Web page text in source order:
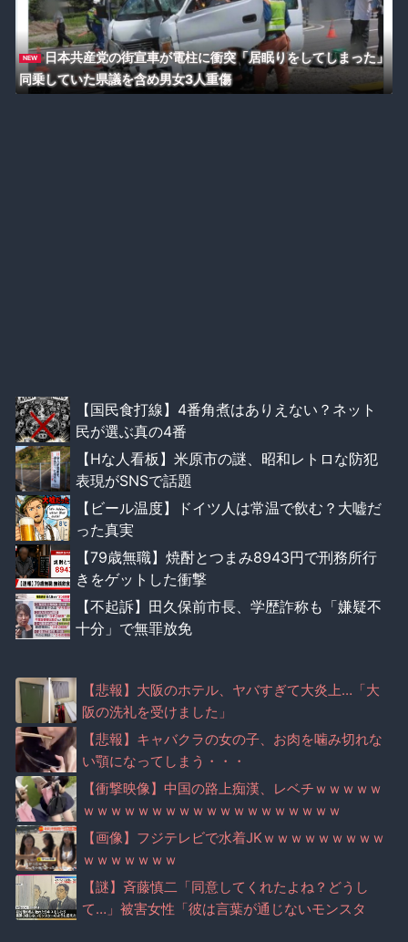
NEW
日本共産党の街宣車が電柱に衝突「居眠りをしてしまった」
同乗していた県議を含め男女3人重傷
【国民食打線】4番角煮はありえない？ネット
民が選ぶ真の4番
【Hな人看板】米原市の謎、昭和レトロな防犯
表現がSNSで話題
【ビール温度】ドイツ人は常温で飲む？大嘘だ
った真実
【79歳無職】焼酎とつまみ8943円で刑務所行
きをゲットした衝撃
【不起訴】田久保前市長、学歴詐称も「嫌疑不
十分」で無罪放免
【悲報】大阪のホテル、ヤバすぎて大炎上…「大
阪の洗礼を受けました」
【悲報】キャバクラの女の子、お肉を噛み切れな
い顎になってしまう・・・
【衝撃映像】中国の路上痴漢、レベチｗｗｗｗｗ
ｗｗｗｗｗｗｗｗｗｗｗｗｗｗｗｗｗｗｗ
【画像】フジテレビで水着JKｗｗｗｗｗｗｗｗｗ
ｗｗｗｗｗｗｗ
【謎】斉藤慎二「同意してくれたよね？どうし
て…」被害女性「彼は言葉が通じないモンスタ